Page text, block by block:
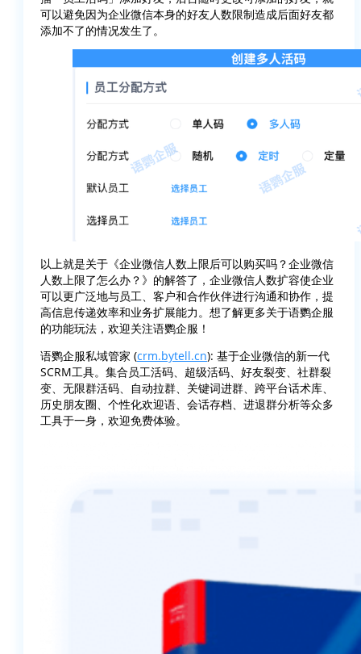
可以避免因为企业微信本身的好友人数限制造成后面好友都
添加不了的情况发生了。
以上就是关于《企业微信人数上限后可以购买吗？企业微信
人数上限了怎么办？》的解答了，企业微信人数扩容使企业
可以更广泛地与员工、客户和合作伙伴进行沟通和协作，提
高信息传递效率和业务扩展能力。想了解更多关于语鹦企服
的功能玩法，欢迎关注语鹦企服！
语鹦企服私域管家 (crm.bytell.cn): 基于企业微信的新一代
SCRM工具。集合员工活码、超级活码、好友裂变、社群裂
变、无限群活码、自动拉群、关键词进群、跨平台话术库、
历史朋友圈、个性化欢迎语、会话存档、进退群分析等众多
工具于一身，欢迎免费体验。